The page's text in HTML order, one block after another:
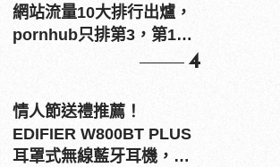
網站流量10大排行出爐，
pornhub只排第3，第1名
4
情人節送禮推薦！
EDIFIER W800BT PLUS
耳罩式無線藍牙耳機，在